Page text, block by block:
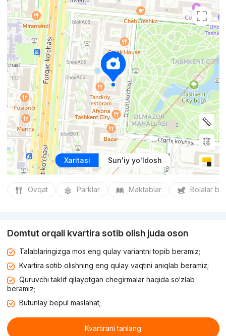
Xaritasi Sun'iy yo'ldosh
Ovqat Parklar Maktablar Bolalar
Domtut orqali kvartira sotib olish juda oson
Talablaringizga mos eng qulay variantni topib beramiz;
Kvartira sotib olishning eng qulay vaqtini aniqlab beramiz;
Quruvchi taklif qilayotgan chegirmalar haqida so‘zlab
beramiz;
Butunlay bepul maslahat;
Kvartirani tanlang